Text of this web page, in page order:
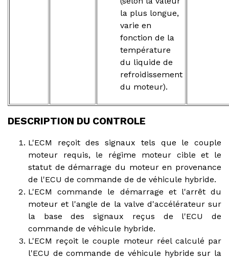
la plus longue,
varie en
fonction de la
température
du liquide de
refroidissement
du moteur).
DESCRIPTION DU CONTROLE
L'ECM reçoit des signaux tels que le couple
moteur requis, le régime moteur cible et le
statut de démarrage du moteur en provenance
de l'ECU de commande de de véhicule hybride.
L'ECM commande le démarrage et l'arrêt du
moteur et l'angle de la valve d'accélérateur sur
la base des signaux reçus de l'ECU de
commande de véhicule hybride.
L'ECM reçoit le couple moteur réel calculé par
l'ECU de commande de véhicule hybride sur la